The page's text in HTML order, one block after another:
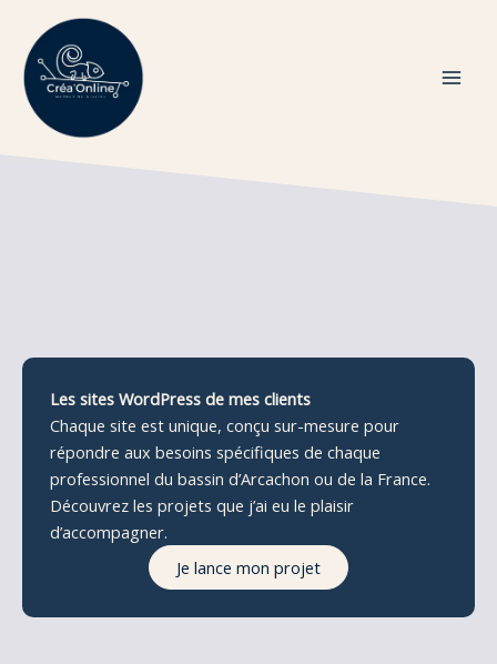
contenu
Les sites WordPress de mes clients
Chaque site est unique, conçu sur-mesure pour
répondre aux besoins spécifiques de chaque
professionnel du bassin d’Arcachon ou de la France.
Découvrez les projets que j’ai eu le plaisir
d’accompagner.
Je lance mon projet